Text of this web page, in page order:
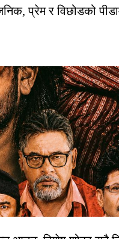
प्रेम र विछोडको